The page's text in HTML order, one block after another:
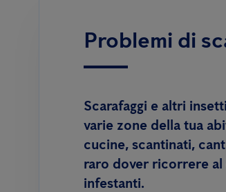
Problemi di
Scarafaggi e altri
varie zone della tua
cucine, scantinati,
raro dover ricorrere
infestanti.